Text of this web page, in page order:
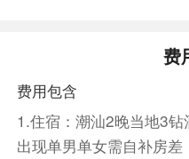
晓伟和谢泽华会面地
泰国佛殿建筑特色[]
490 平方米。是中
费
费用包含
1.住宿：潮汕2晚当地3
出现单男单女需自补房